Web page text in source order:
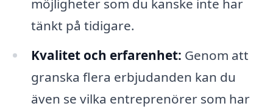
tänkt på tidigare.
Kvalitet och erfarenhet: Genom att
granska flera erbjudanden kan du
även se vilka entreprenörer som har